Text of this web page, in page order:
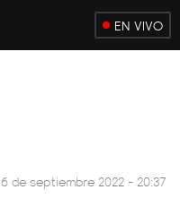
EN VIVO
6 de septiembre 2022 - 20:37